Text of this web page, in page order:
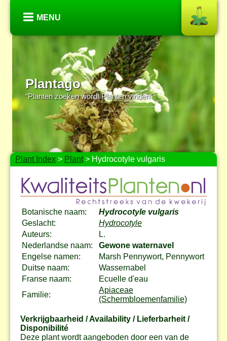
MENU
Plantago
“Planten zoeken wordt Planten vinden”
Plant Index > Plant> Hydrocotyle vulgaris
Botanische naam:
Hydrocotyle vulgaris
Geslacht:
Hydrocotyle
Auteurs:
L.
Nederlandse naam:
Gewone waternavel
Engelse namen:
Marsh Pennywort, Pennywort
Duitse naam:
Wassernabel
Franse naam:
Ecuelle d'eau
Familie:
Apiaceae
(Schermbloemenfamilie)
Verkrijgbaarheid / Availability / Lieferbarheit /
Disponibilité
Deze plant wordt aangeboden door een van de